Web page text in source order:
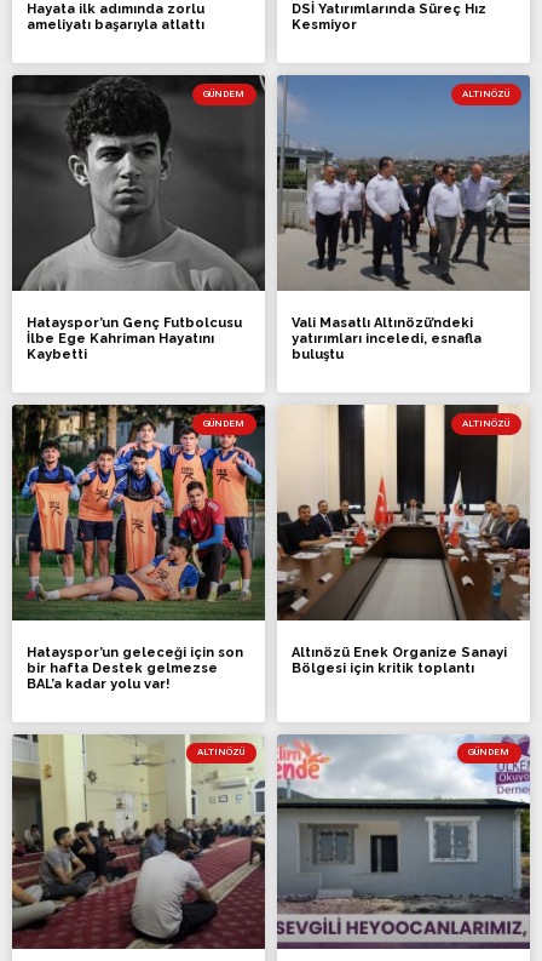
Hayata ilk adımında zorlu
ameliyatı başarıyla atlattı
DSİ Yatırımlarında Süreç Hız
Kesmiyor
GÜNDEM
Hatayspor’un Genç Futbolcusu
İlbe Ege Kahriman Hayatını
Kaybetti
ALTINÖZÜ
Vali Masatlı Altınözü’ndeki
yatırımları inceledi, esnafla
buluştu
GÜNDEM
Hatayspor’un geleceği için son
bir hafta Destek gelmezse
BAL’a kadar yolu var!
ALTINÖZÜ
Altınözü Enek Organize Sanayi
Bölgesi için kritik toplantı
ALTINÖZÜ GÜNDEM